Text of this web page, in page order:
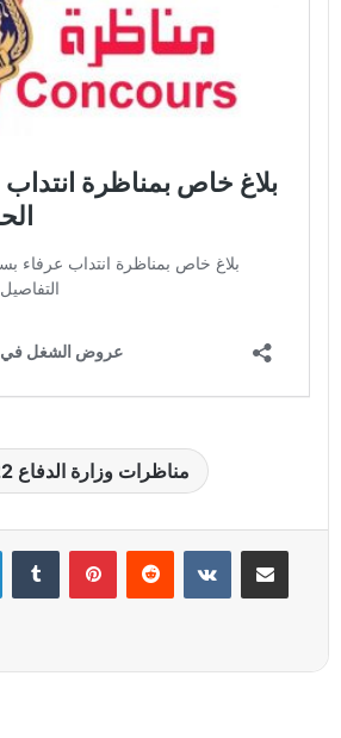
مناظرات وزارة الدفاع 2022
LinkedinTumblr PinterestReddit VKontaktePartager par email